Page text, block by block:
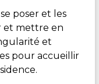
poser et les
et mettre en
et
pour accueillir